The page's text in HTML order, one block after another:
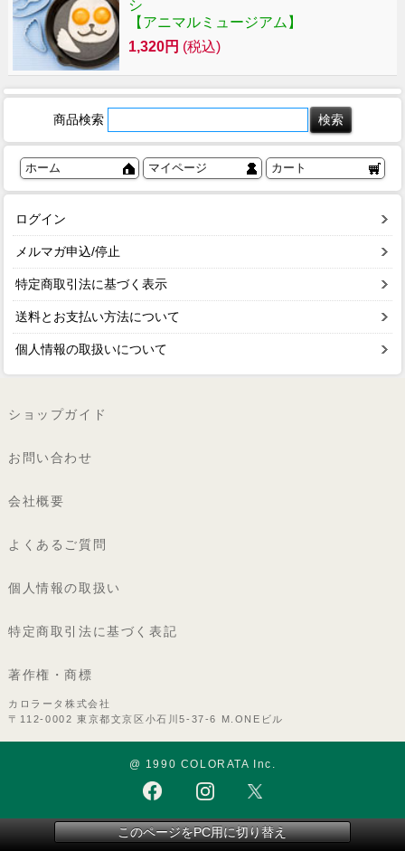
シ
【アニマルミュージアム】
1,320円 (税込)
商品検索
ホーム マイページ カート
ログイン
メルマガ申込/停止
特定商取引法に基づく表示
送料とお支払い方法について
個人情報の取扱いについて
ショップガイド
お問い合わせ
会社概要
よくあるご質問
個人情報の取扱い
特定商取引法に基づく表記
著作権・商標
カロラータ株式会社
〒112-0002 東京都文京区小石川5-37-6 M.ONEビル
@ 1990 COLORATA Inc.
このページをPC用に切り替え